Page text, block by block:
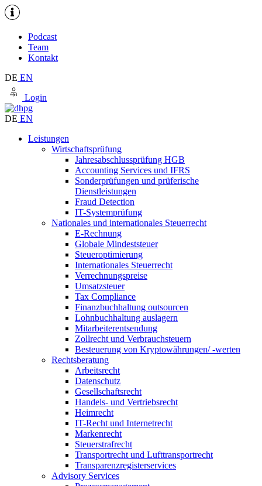
Podcast
Team
Kontakt
DE EN
Login
DE EN
Leistungen
Wirtschaftsprüfung
Jahresabschlussprüfung HGB
Accounting Services und IFRS
Sonderprüfungen und prüferische
Dienstleistungen
Fraud Detection
IT-Systemprüfung
Nationales und internationales Steuerrecht
E-Rechnung
Globale Mindeststeuer
Steueroptimierung
Internationales Steuerrecht
Verrechnungspreise
Umsatzsteuer
Tax Compliance
Finanzbuchhaltung outsourcen
Lohnbuchhaltung auslagern
Mitarbeiterentsendung
Zollrecht und Verbrauchsteuern
Besteuerung von Kryptowährungen/ -werten
Rechtsberatung
Arbeitsrecht
Datenschutz
Gesellschaftsrecht
Handels- und Vertriebsrecht
Heimrecht
IT-Recht und Internetrecht
Markenrecht
Steuerstrafrecht
Transportrecht und Lufttransportrecht
Transparenzregisterservices
Advisory Services